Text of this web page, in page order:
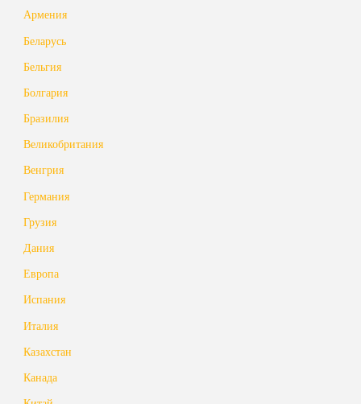
Армения
Беларусь
Бельгия
Болгария
Бразилия
Великобритания
Венгрия
Германия
Грузия
Дания
Европа
Испания
Италия
Казахстан
Канада